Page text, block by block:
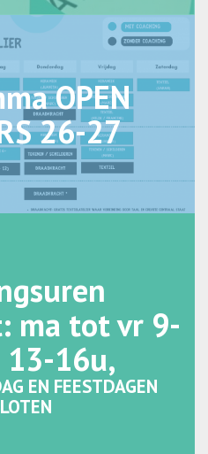
OPEN
26-27
ma tot vr 9-
13-16u,
EN FEESTDAGEN